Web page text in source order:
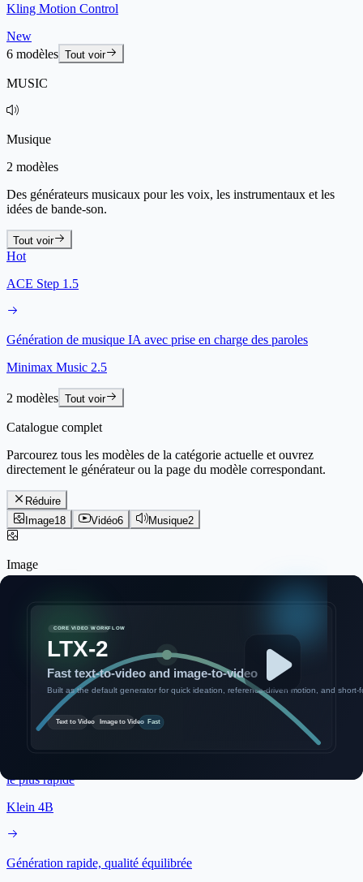
Kling Motion Control
New
6 modèles Tout voir
MUSIC
Musique
2 modèles
Des générateurs musicaux pour les voix, les instrumentaux et les
idées de bande-son.
Tout voir
Hot
ACE Step 1.5
Génération de musique IA avec prise en charge des paroles
Minimax Music 2.5
2 modèles Tout voir
Catalogue complet
Parcourez tous les modèles de la catégorie actuelle et ouvrez
directement le générateur ou la page du modèle correspondant.
Réduire
Image18 Vidéo6 Musique2
Image
contrôle LoRA, tout commence ici.
Accès gratuit quotidien
FLUX.1 Schnell
le plus rapide
Klein 4B
Génération rapide, qualité équilibrée